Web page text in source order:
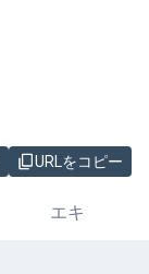
URLをコピー
エキ